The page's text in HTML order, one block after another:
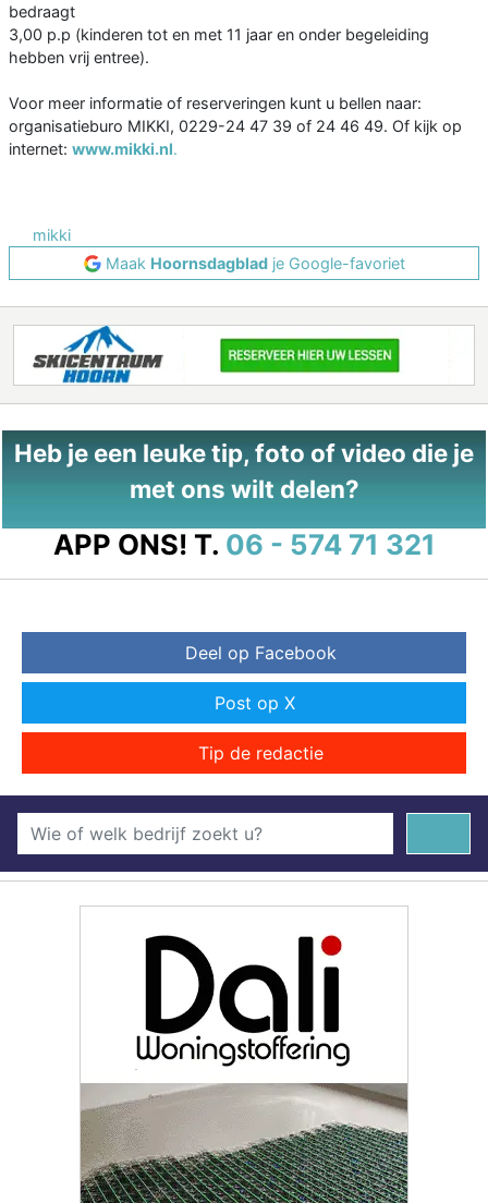
bedraagt
3,00 p.p (kinderen tot en met 11 jaar en onder begeleiding
hebben vrij entree).
Voor meer informatie of reserveringen kunt u bellen naar:
organisatieburo MIKKI, 0229-24 47 39 of 24 46 49. Of kijk op
internet: www.mikki.nl.
mikki
Maak Hoornsdagbladje Google-favoriet
Heb je een leuke tip, foto of video die je
met ons wilt delen?
APP ONS! T. 06 - 574 71 321
Deel op Facebook
Post op X
Tip de redactie